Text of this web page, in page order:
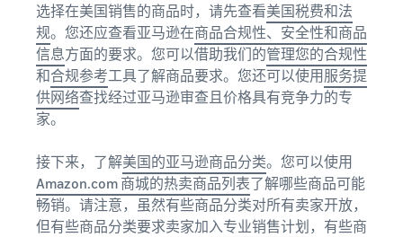
选择在美国销售的商品时，请先查看美国税费和法
规。您还应查看亚马逊在商品合规性、安全性和商品
信息方面的要求。您可以借助我们的管理您的合规性
和合规参考工具了解商品要求。您还可以使用服务提
供网络查找经过亚马逊审查且价格具有竞争力的专
家。
接下来，了解美国的亚马逊商品分类。您可以使用
Amazon.com 商城的热卖商品列表了解哪些商品可能
畅销。请注意，虽然有些商品分类对所有卖家开放，
但有些商品分类要求卖家加入专业销售计划 ，有些商